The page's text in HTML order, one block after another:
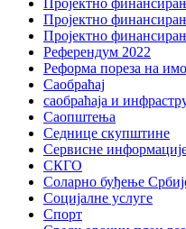
Пројектно
Пројектно
Референдум 2022
Реформа пореза на
Саобраћај
саобраћаја и
Саопштења
Седнице скупштине
Сервисне
СКГО
Соларно буђење
Социјалне услуге
Спорт